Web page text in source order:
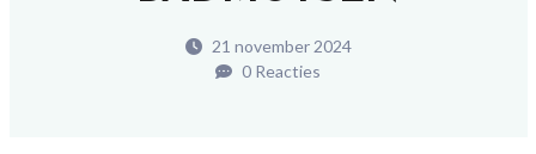
21 november 2024
0 Reacties